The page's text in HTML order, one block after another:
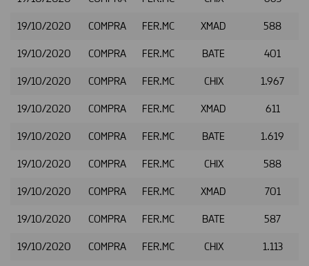
19/10/2020 COMPRA FER.MC XMAD 588
19/10/2020 COMPRA FER.MC BATE 401
19/10/2020 COMPRA FER.MC CHIX 1.967
19/10/2020 COMPRA FER.MC XMAD 611
19/10/2020 COMPRA FER.MC BATE 1.619
19/10/2020 COMPRA FER.MC CHIX 588
19/10/2020 COMPRA FER.MC XMAD 701
19/10/2020 COMPRA FER.MC BATE 587
19/10/2020 COMPRA FER.MC CHIX 1.113